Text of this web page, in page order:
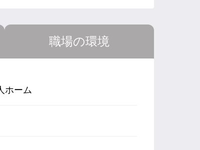
職場の環境
ホーム